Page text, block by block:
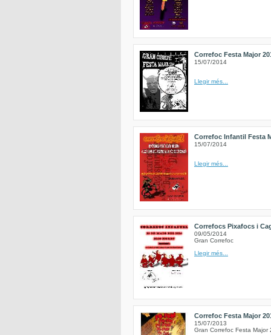
Correfoc Festa Major
15/07/2014
Llegir més...
Correfoc Infantil Festa
15/07/2014
Llegir més...
Correfocs Pixafocs i
09/05/2014
Gran Correfoc
Llegir més...
Correfoc Festa Major
15/07/2013
Gran Correfoc Festa